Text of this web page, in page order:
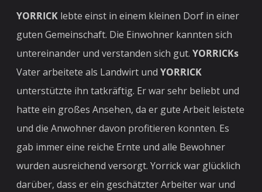
YORRICK lebte einst in einem kleinen Dorf in einer
guten Gemeinschaft. Die Einwohner kannten sich
untereinander und verstanden sich gut.YORRICKs
Vater arbeitete als Landwirt undYORRICK
unterstützte ihn tatkräftig. Er war sehr beliebt und
hatte ein großes Ansehen, da er gute Arbeit leistete
und die Anwohner davon profitieren konnten. Es
gab immer eine reiche Ernte und alle Bewohner
wurden ausreichend versorgt. Yorrick war glücklich
darüber, dass er ein geschätzter Arbeiter war und